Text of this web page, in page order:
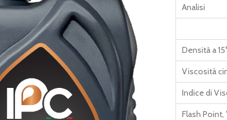
Analisi
Densità a
Viscosità
Indice di
Flash Point,